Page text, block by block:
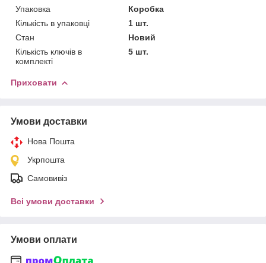
Упаковка
Коробка
Кількість в упаковці
1 шт.
Стан
Новий
Кількість ключів в
комплекті
5 шт.
Приховати
Умови доставки
Нова Пошта
Укрпошта
Самовивіз
Всі умови доставки
Умови оплати